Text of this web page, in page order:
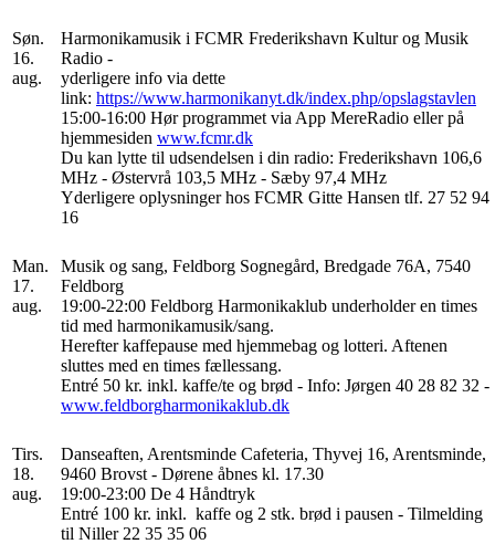
Søn.
16.
aug.
Harmonikamusik i FCMR Frederikshavn Kultur og Musik
Radio -
yderligere info via dette
link: https://www.harmonikanyt.dk/index.php/opslagstavlen
15:00-16:00 Hør programmet via App MereRadio eller på
hjemmesiden www.fcmr.dk
Du kan lytte til udsendelsen i din radio: Frederikshavn 106,6
MHz - Østervrå 103,5 MHz - Sæby 97,4 MHz
Yderligere oplysninger hos FCMR Gitte Hansen tlf. 27 52 94
16
Man.
17.
aug.
Musik og sang, Feldborg Sognegård, Bredgade 76A, 7540
Feldborg
19:00-22:00 Feldborg Harmonikaklub underholder en times
tid med harmonikamusik/sang.
Herefter kaffepause med hjemmebag og lotteri. Aftenen
sluttes med en times fællessang.
Entré 50 kr. inkl. kaffe/te og brød - Info: Jørgen 40 28 82 32 -
www.feldborgharmonikaklub.dk
Tirs.
18.
aug.
Danseaften, Arentsminde Cafeteria, Thyvej 16, Arentsminde,
9460 Brovst - Dørene åbnes kl. 17.30
19:00-23:00 De 4 Håndtryk
Entré 100 kr. inkl. kaffe og 2 stk. brød i pausen - Tilmelding
til Niller 22 35 35 06